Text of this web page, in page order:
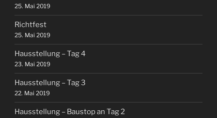
25. Mai 2019
Richtfest
25. Mai 2019
Hausstellung – Tag 4
23. Mai 2019
Hausstellung – Tag 3
22. Mai 2019
Hausstellung – Baustop an Tag 2